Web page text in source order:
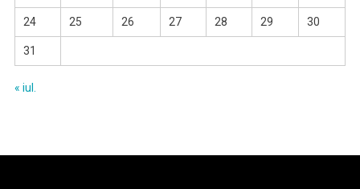
24 25 26 27 28 29 30
31
« iul.